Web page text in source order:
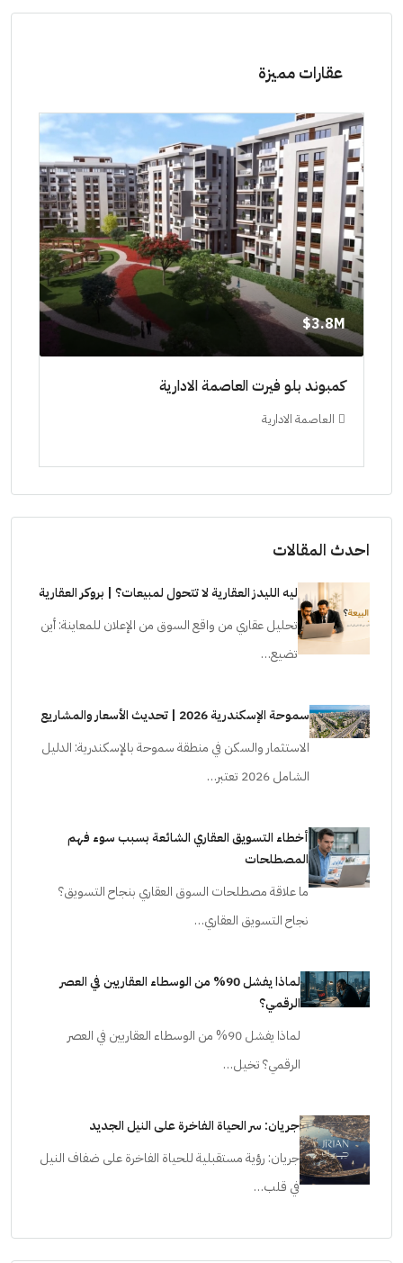
عقارات مميزة
3.8M$
كمبوند بلو فيرت العاصمة الادارية
العاصمة الادارية
احدث المقالات
ليه الليدز العقارية لا تتحول لمبيعات؟ | بروكر العقارية
تحليل عقاري من واقع السوق من الإعلان للمعاينة: أين
تضيع…
سموحة الإسكندرية 2026 | تحديث الأسعار والمشاريع
الاستثمار والسكن في منطقة سموحة بالإسكندرية: الدليل
الشامل 2026 تعتبر…
أخطاء التسويق العقاري الشائعة بسبب سوء فهم
المصطلحات
ما علاقة مصطلحات السوق العقاري بنجاح التسويق؟
نجاح التسويق العقاري…
لماذا يفشل 90% من الوسطاء العقاريين في العصر
الرقمي؟
لماذا يفشل 90% من الوسطاء العقاريين في العصر
الرقمي؟ تخيل…
جريان: سر الحياة الفاخرة على النيل الجديد
جريان: رؤية مستقبلية للحياة الفاخرة على ضفاف النيل
في قلب…